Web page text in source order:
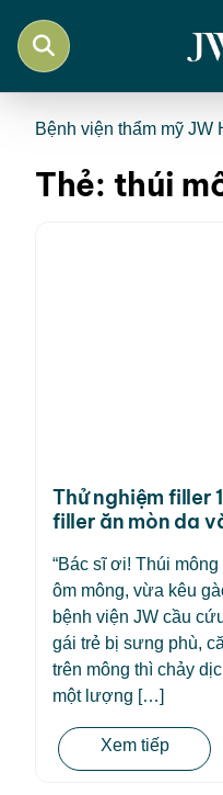
Bệnh viện thẩm mỹ JW
Thẻ: thúi
Thử nghiệm filler
filler ăn mòn da
“Bác sĩ ơi! Thúi
ôm mông, vừa kêu
bệnh viện JW cầu
gái trẻ bị sưng phù,
trên mông thì chảy
một lượng […]
Xem tiếp